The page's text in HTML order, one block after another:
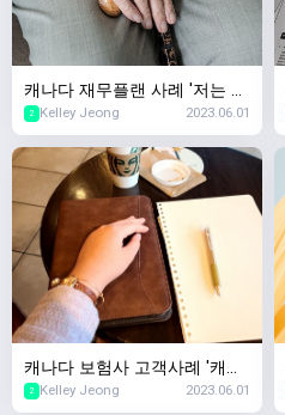
캐나다 재무플랜 사례 '저는 얼
마가 있어야 은퇴가 가능하
죠?', 캐나다 은퇴자금
2 Kelley Jeong 2023.06.01
캐나다 보험사 고객사례 '캐나
다서 생명보험샀는데 회사가
2 Kelley Jeong 2023.06.01